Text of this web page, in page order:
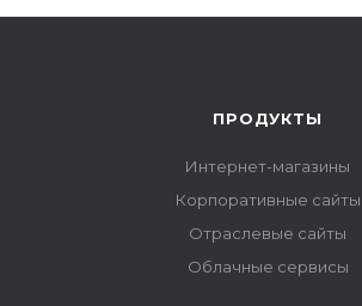
ПРОДУКТЫ
Интернет-магазины
Корпоративные сайты
Отраслевые сайты
Облачные сервисы